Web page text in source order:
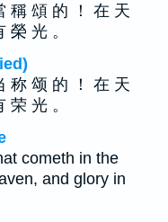
稱 頌 的 ！ 在 天
光 。
称 颂 的 ！ 在 天
光 。
cometh in the
and glory in